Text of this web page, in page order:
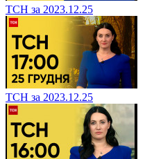
ТСН за 2023.12.25
ТСН за 2023.12.25